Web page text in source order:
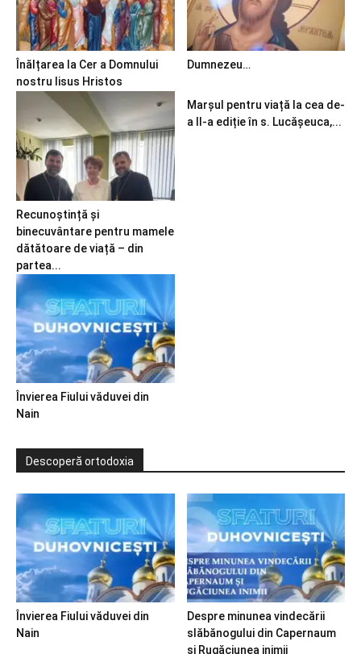
Înălțarea la Cer a Domnului
nostru Iisus Hristos
Dumnezeu…
Recunoștință și
binecuvântare pentru mamele
dătătoare de viață – din
partea...
Marșul pentru viață la cea de-
a II-a ediție în s. Lucășeuca,...
Învierea Fiului văduvei din
Nain
Descoperă ortodoxia
Învierea Fiului văduvei din
Nain
Despre minunea vindecării
slăbănogului din Capernaum
și Rugăciunea inimii